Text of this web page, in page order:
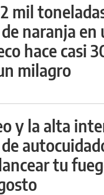
mil
naranja en
hace casi
milagro
y la alta
tu